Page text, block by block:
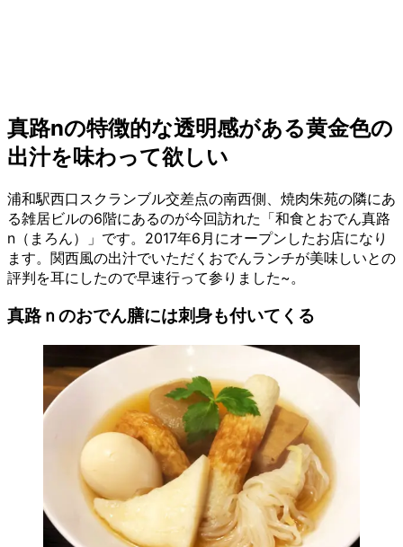
真路nの特徴的な透明感がある黄金色の
出汁を味わって欲しい
浦和駅西口スクランブル交差点の南西側、焼肉朱苑の隣にあ
る雑居ビルの6階にあるのが今回訪れた「和食とおでん真路
n（まろん）」です。2017年6月にオープンしたお店になり
ます。関西風の出汁でいただくおでんランチが美味しいとの
評判を耳にしたので早速行って参りました~。
真路ｎのおでん膳には刺身も付いてくる